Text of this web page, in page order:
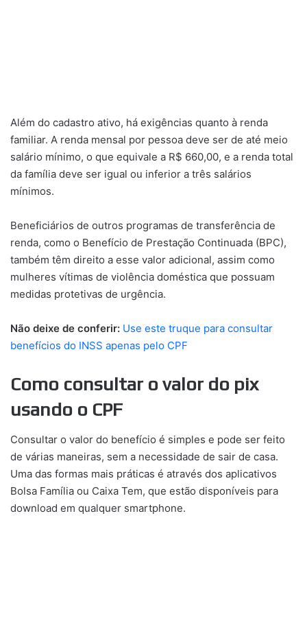
Além do cadastro ativo, há exigências quanto à renda
familiar. A renda mensal por pessoa deve ser de até meio
salário mínimo, o que equivale a R$ 660,00, e a renda total
da família deve ser igual ou inferior a três salários
mínimos.
Beneficiários de outros programas de transferência de
renda, como o Benefício de Prestação Continuada (BPC),
também têm direito a esse valor adicional, assim como
mulheres vítimas de violência doméstica que possuam
medidas protetivas de urgência.
Não deixe de conferir: Use este truque para consultar
benefícios do INSS apenas pelo CPF
Como consultar o valor do pix
usando o CPF
Consultar o valor do benefício é simples e pode ser feito
de várias maneiras, sem a necessidade de sair de casa.
Uma das formas mais práticas é através dos aplicativos
Bolsa Família ou Caixa Tem, que estão disponíveis para
download em qualquer smartphone.